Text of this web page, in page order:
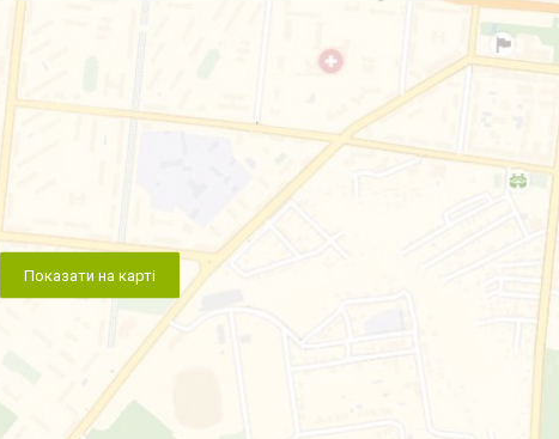
Показати на карті